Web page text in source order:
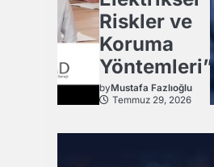
Riskler ve
Koruma
Yöntemleri”
byMustafa Fazlıoğlu
Temmuz 29, 2026